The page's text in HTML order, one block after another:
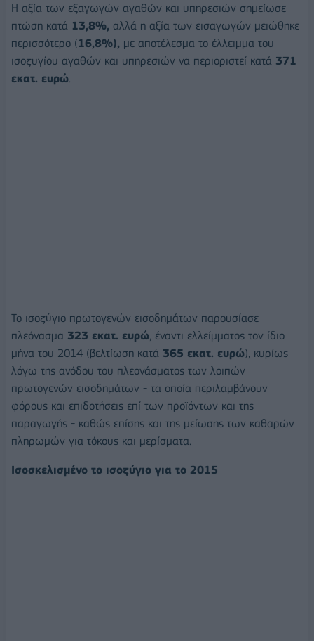
Η αξία των εξαγωγών αγαθών και υπηρεσιών σημείωσε
πτώση κατά 13,8%, αλλά η αξία των εισαγωγών μειώθηκε
περισσότερο (16,8%), με αποτέλεσμα το έλλειμμα του
ισοζυγίου αγαθών και υπηρεσιών να περιοριστεί κατά 371
εκατ. ευρώ.
Το ισοζύγιο πρωτογενών εισοδημάτων παρουσίασε
πλεόνασμα 323 εκατ. ευρώ , έναντι ελλείμματος τον ίδιο
μήνα του 2014 (βελτίωση κατά 365 εκατ. ευρώ), κυρίως
λόγω της ανόδου του πλεονάσματος των λοιπών
πρωτογενών εισοδημάτων - τα οποία περιλαμβάνουν
φόρους και επιδοτήσεις επί των προϊόντων και της
παραγωγής - καθώς επίσης και της μείωσης των καθαρών
πληρωμών για τόκους και μερίσματα.
Ισοσκελισμένο το ισοζύγιο για το 2015